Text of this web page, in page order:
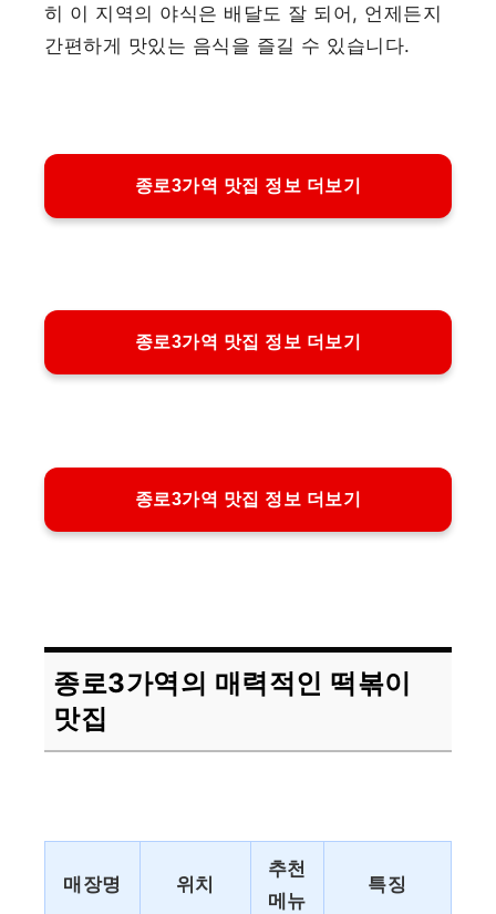
히 이 지역의 야식은 배달도 잘 되어, 언제든지
간편하게 맛있는 음식을 즐길 수 있습니다.
종로3가역 맛집 정보 더보기
종로3가역 맛집 정보 더보기
종로3가역 맛집 정보 더보기
종로3가역의 매력적인 떡볶이
맛집
매장명 위치
추천
메뉴
특징